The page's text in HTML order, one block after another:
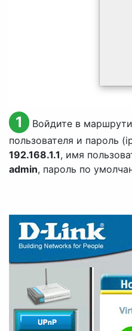
1
Войдите в
пользователя и пароль
192.168.1.1, имя
admin, пароль по